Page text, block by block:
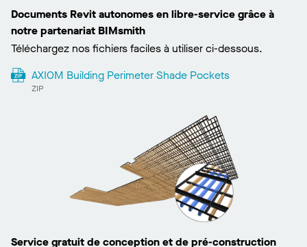
Documents Revit autonomes en libre-service grâce à
notre partenariat BIMsmith
Téléchargez nos fichiers faciles à utiliser ci-dessous.
AXIOM Building Perimeter Shade Pockets
ZIP
Service gratuit de conception et de pré-construction